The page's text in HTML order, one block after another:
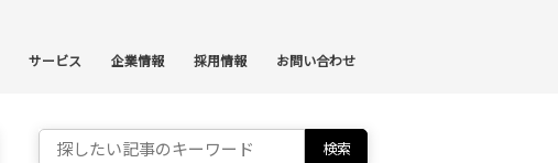
サービス 企業情報 採用情報 お問い合わせ
Search for: